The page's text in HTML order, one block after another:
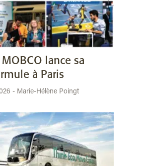
lance sa
à Paris
- Marie-Hélène Poingt